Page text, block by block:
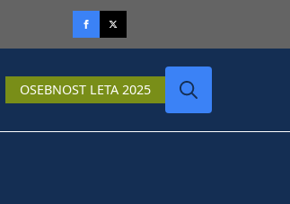
OSEBNOST LETA 2025